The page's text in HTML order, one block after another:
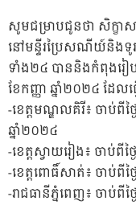
សូមជម្រាបជូនថា សិក្ខាស
នៅមន្ទីរប្រៃសណីយ៍និងទូ
ទាំង២៤ បាននិងកំពុងរៀ
ខែកញ្ញា ឆ្នាំ២០២៤ ដែល
-ខេត្តមណ្ឌលគិរី៖ ចាប់ពី
ឆ្នាំ២០២៤
-ខេត្តស្វាយរៀង៖ ចាប់ពី
-ខេត្តពោធិ៍សាត់៖ ចាប់ពី
-រាជធានីភ្នំពេញ៖ ចាប់ពី